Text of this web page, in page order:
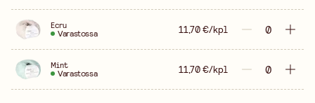
Ecru
Varastossa 11,70 €/kpl
Mint
Varastossa 11,70 €/kpl